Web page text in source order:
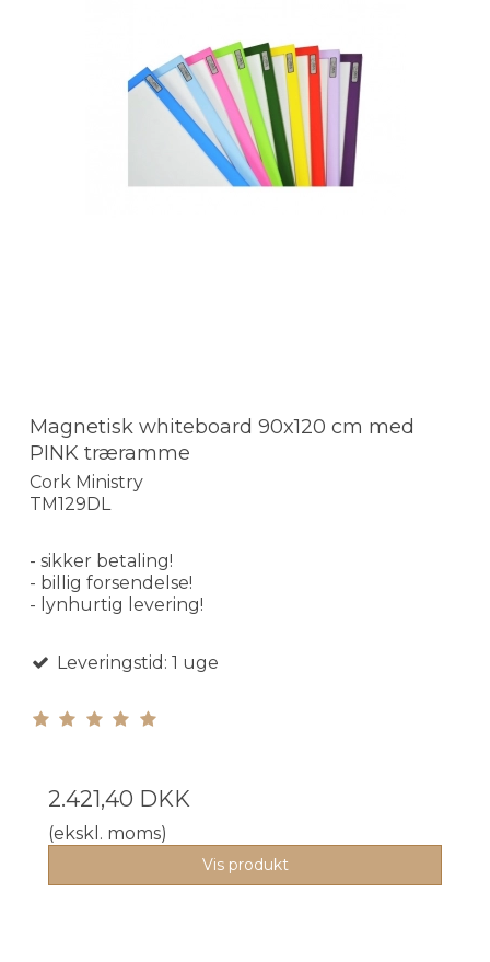
Magnetisk whiteboard 90x120 cm med
PINK træramme
Cork Ministry
TM129DL
- sikker betaling!
- billig forsendelse!
- lynhurtig levering!
Leveringstid: 1 uge
2.421,40 DKK
(ekskl. moms)
Vis produkt